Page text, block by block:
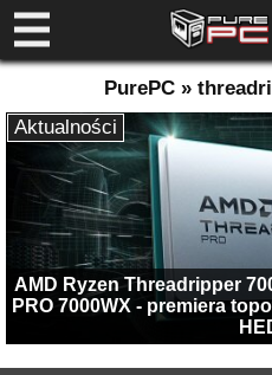
PurePC »
AMD Ryzen Threadripper
PRO 7000WX - premiera
Aktualności